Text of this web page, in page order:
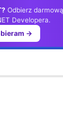
Odbierz
Developera.
→